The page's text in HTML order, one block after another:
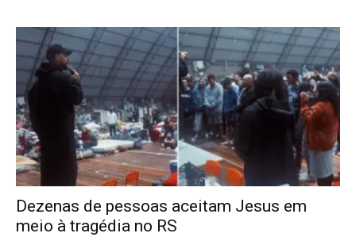
Dezenas de pessoas aceitam Jesus em
meio à tragédia no RS